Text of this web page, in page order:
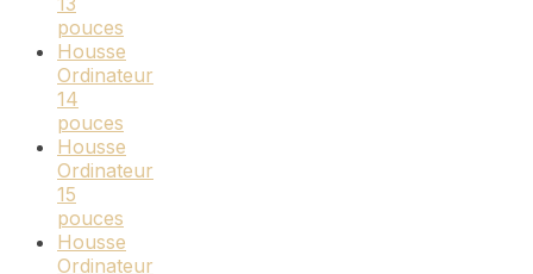
pouces
Housse
Ordinateur
14
pouces
Housse
Ordinateur
15
pouces
Housse
Ordinateur